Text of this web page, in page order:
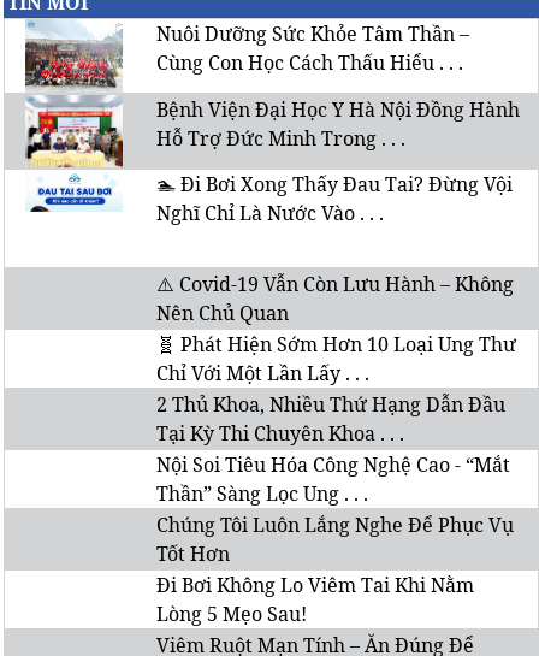
Nuôi Dưỡng Sức Khỏe Tâm Thần –
Cùng Con Học Cách Thấu Hiểu . . .
Bệnh Viện Đại Học Y Hà Nội Đồng Hành
Hỗ Trợ Đức Minh Trong . . .
🏊 Đi Bơi Xong Thấy Đau Tai? Đừng Vội
Nghĩ Chỉ Là Nước Vào . . .
⚠️ Covid-19 Vẫn Còn Lưu Hành – Không
Nên Chủ Quan
🧬 Phát Hiện Sớm Hơn 10 Loại Ung Thư
Chỉ Với Một Lần Lấy . . .
2 Thủ Khoa, Nhiều Thứ Hạng Dẫn Đầu
Tại Kỳ Thi Chuyên Khoa . . .
Nội Soi Tiêu Hóa Công Nghệ Cao - “Mắt
Thần” Sàng Lọc Ung . . .
Chúng Tôi Luôn Lắng Nghe Để Phục Vụ
Tốt Hơn
Đi Bơi Không Lo Viêm Tai Khi Nằm
Lòng 5 Mẹo Sau!
Viêm Ruột Mạn Tính – Ăn Đúng Để